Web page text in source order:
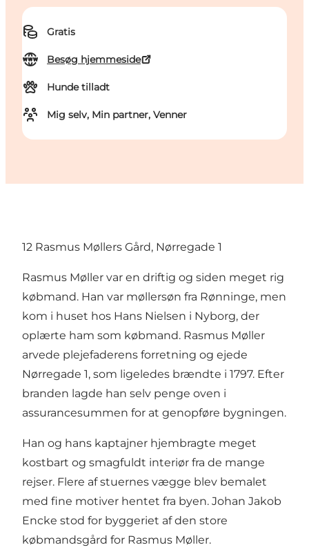
Gratis
Besøg hjemmeside
Hunde tilladt
Mig selv, Min partner, Venner
12 Rasmus Møllers Gård, Nørregade 1
Rasmus Møller var en driftig og siden meget rig
købmand. Han var møllersøn fra Rønninge, men
kom i huset hos Hans Nielsen i Nyborg, der
oplærte ham som købmand. Rasmus Møller
arvede plejefaderens forretning og ejede
Nørregade 1, som ligeledes brændte i 1797. Efter
branden lagde han selv penge oven i
assurancesummen for at genopføre bygningen.
Han og hans kaptajner hjembragte meget
kostbart og smagfuldt interiør fra de mange
rejser. Flere af stuernes vægge blev bemalet
med fine motiver hentet fra byen. Johan Jakob
Encke stod for byggeriet af den store
købmandsgård for Rasmus Møller.